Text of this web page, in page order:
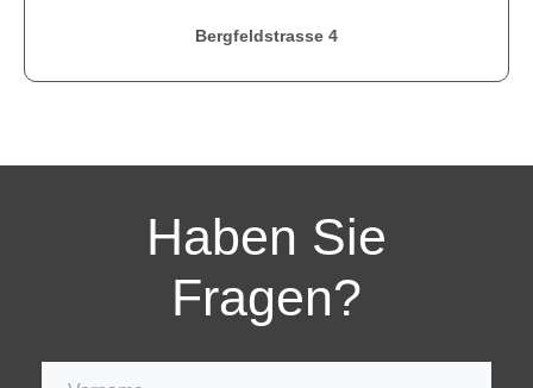
Bergfeldstrasse 4
Haben Sie
Fragen?